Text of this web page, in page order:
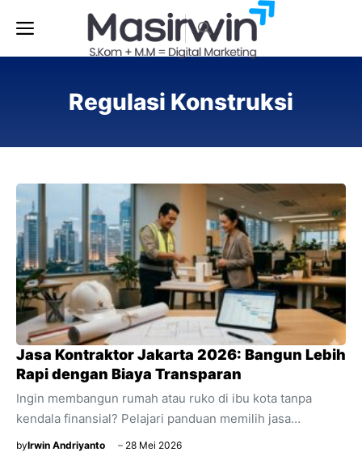
Menu
Regulasi Konstruksi
Jasa Kontraktor Jakarta 2026: Bangun Lebih
Rapi dengan Biaya Transparan
Ingin membangun rumah atau ruko di ibu kota tanpa
kendala finansial? Pelajari panduan memilih jasa
kontraktor Jakarta dengan estimasi RAB transparan dan
byIrwin Andriyanto 28 Mei 2026